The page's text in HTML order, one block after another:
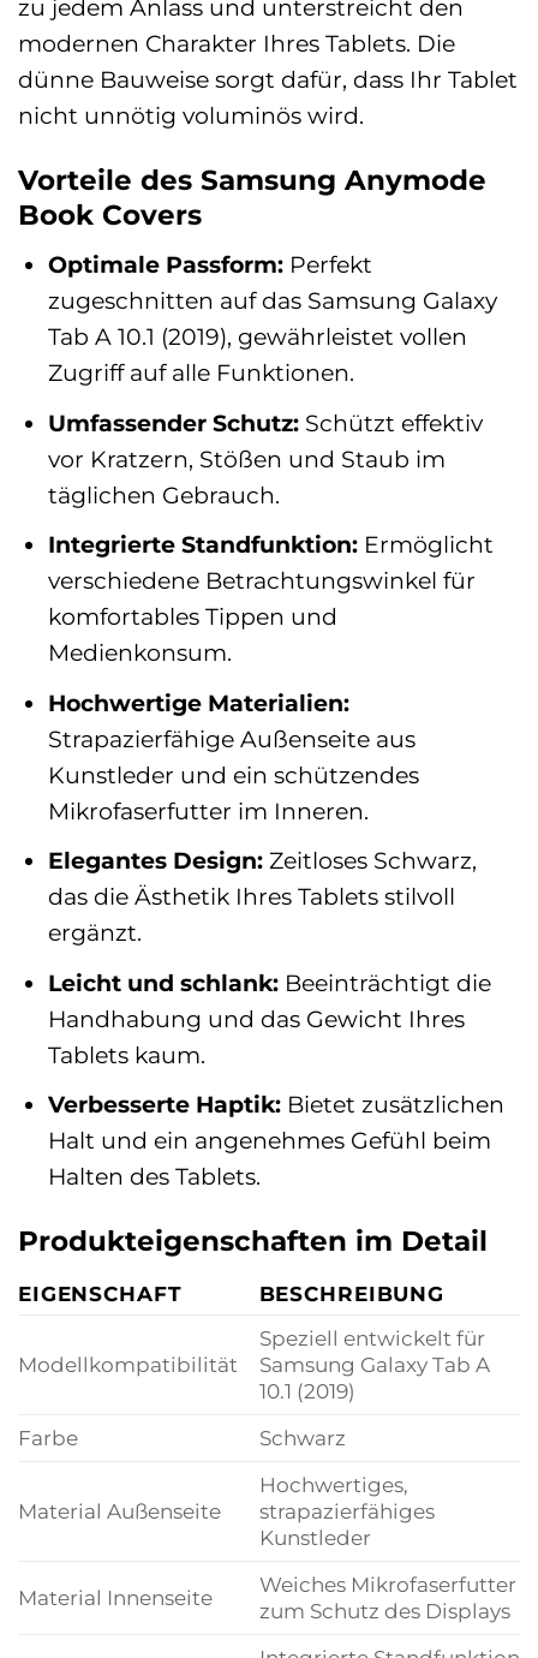
zu jedem Anlass und unterstreicht den
modernen Charakter Ihres Tablets. Die
dünne Bauweise sorgt dafür, dass Ihr Tablet
nicht unnötig voluminös wird.
Vorteile des Samsung Anymode
Book Covers
Optimale Passform:Perfekt
zugeschnitten auf das Samsung Galaxy
Tab A 10.1 (2019), gewährleistet vollen
Zugriff auf alle Funktionen.
Umfassender Schutz:Schützt effektiv
vor Kratzern, Stößen und Staub im
täglichen Gebrauch.
Integrierte Standfunktion:Ermöglicht
verschiedene Betrachtungswinkel für
komfortables Tippen und
Medienkonsum.
Hochwertige Materialien:
Strapazierfähige Außenseite aus
Kunstleder und ein schützendes
Mikrofaserfutter im Inneren.
Elegantes Design:Zeitloses Schwarz,
das die Ästhetik Ihres Tablets stilvoll
ergänzt.
Leicht und schlank:Beeinträchtigt die
Handhabung und das Gewicht Ihres
Tablets kaum.
Verbesserte Haptik:Bietet zusätzlichen
Halt und ein angenehmes Gefühl beim
Halten des Tablets.
Produkteigenschaften im Detail
EIGENSCHAFT BESCHREIBUNG
Modellkompatibilität
Speziell entwickelt für
Samsung Galaxy Tab A
10.1 (2019)
Farbe
Schwarz
Material Außenseite
Hochwertiges,
strapazierfähiges
Kunstleder
Material Innenseite
Weiches Mikrofaserfutter
zum Schutz des Displays